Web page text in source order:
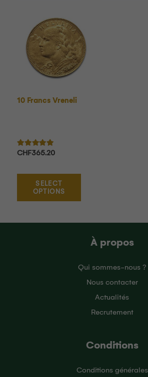
10 Francs Vreneli
Note5.00sur 5
CHF365.20
SELECT
OPTIONS
À propos
Qui sommes-nous ?
Nous contacter
Actualités
Recrutement
Conditions
Conditions générales